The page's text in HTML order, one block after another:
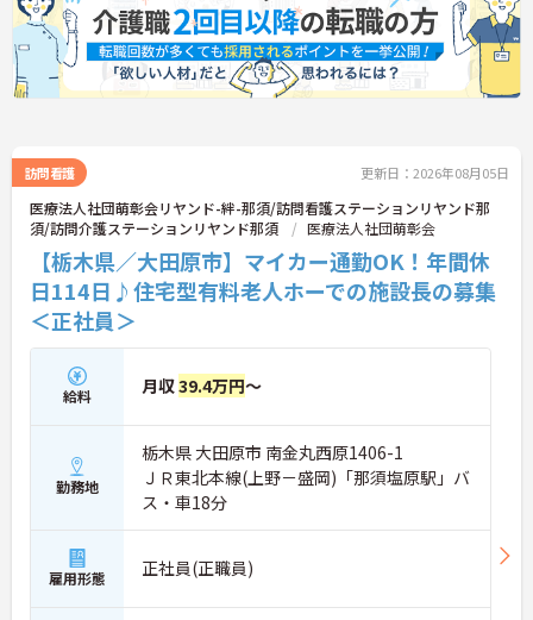
訪問看護 更新日：2026年08月05日
医療法人社団萌彰会リヤンド-絆-那須/訪問看護ステーションリヤンド那
須/訪問介護ステーションリヤンド那須
医療法人社団萌彰会
【栃木県／大田原市】マイカー通勤OK！年間休
日114日♪住宅型有料老人ホーでの施設長の募集
＜正社員＞
給料 月収39.4万円～
勤務地
栃木県 大田原市 南金丸西原1406-1
ＪＲ東北本線(上野－盛岡)「那須塩原駅」バ
ス・車18分
雇用形態 正社員(正職員)